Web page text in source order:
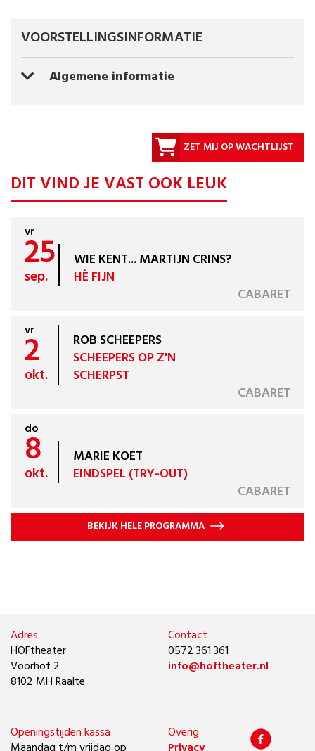
VOORSTELLINGSINFORMATIE
Algemene informatie
ZET MIJ OP WACHTLIJST
DIT VIND JE VAST OOK LEUK
vr
25
sep.
WIE KENT... MARTIJN CRINS?
HÈ FIJN
CABARET
vr
2
okt.
ROB SCHEEPERS
SCHEEPERS OP Z'N
SCHERPST
CABARET
do
8
okt.
MARIE KOET
EINDSPEL (TRY-OUT)
CABARET
BEKIJK HELE PROGRAMMA
Adres
HOFtheater
Voorhof 2
8102 MH Raalte
Contact
0572 361 361
info@hoftheater.nl
Openingstijden kassa
Overig